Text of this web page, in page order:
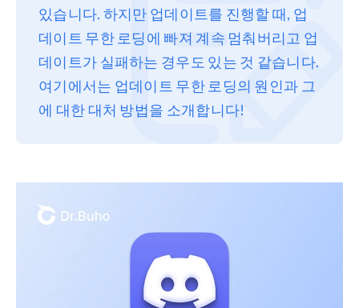
조항
환불
있습니다. 하지만 업데이트를 진행할 때, 업
데이트 무한 로딩에 빠져 계속 멈춰버리고 업
데이트가 실패하는 경우도 있는 것 같습니다.
여기에서는 업데이트 무한 로딩의 원인과 그
에 대한 대처 방법을 소개합니다!